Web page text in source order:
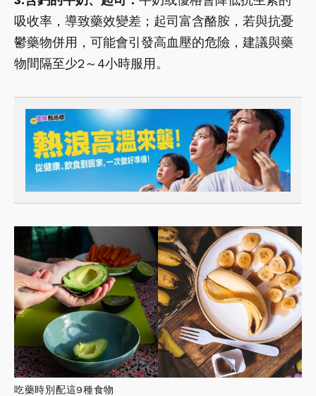
吸收率，導致藥效變差；起司富含酪胺，若與抗憂
鬱藥物併用，可能會引發高血壓的危險，建議與藥
物間隔至少2～4小時服用。
吃藥時別配這9種食物